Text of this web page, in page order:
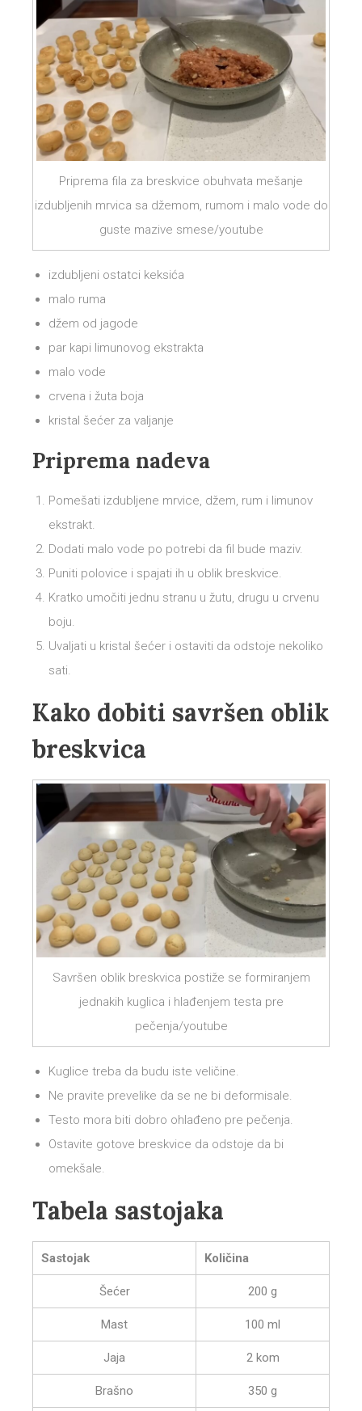
Priprema fila za breskvice obuhvata mešanje
izdubljenih mrvica sa džemom, rumom i malo vode do
guste mazive smese/youtube
izdubljeni ostatci keksića
malo ruma
džem od jagode
par kapi limunovog ekstrakta
malo vode
crvena i žuta boja
kristal šećer za valjanje
Priprema nadeva
Pomešati izdubljene mrvice, džem, rum i limunov
ekstrakt.
Dodati malo vode po potrebi da fil bude maziv.
Puniti polovice i spajati ih u oblik breskvice.
Kratko umočiti jednu stranu u žutu, drugu u crvenu
boju.
Uvaljati u kristal šećer i ostaviti da odstoje nekoliko
sati.
Kako dobiti savršen oblik
breskvica
Savršen oblik breskvica postiže se formiranjem
jednakih kuglica i hlađenjem testa pre
pečenja/youtube
Kuglice treba da budu iste veličine.
Ne pravite prevelike da se ne bi deformisale.
Testo mora biti dobro ohlađeno pre pečenja.
Ostavite gotove breskvice da odstoje da bi
omekšale.
Tabela sastojaka
Sastojak Količina
Šećer 200 g
Mast 100 ml
Jaja 2 kom
Brašno 350 g